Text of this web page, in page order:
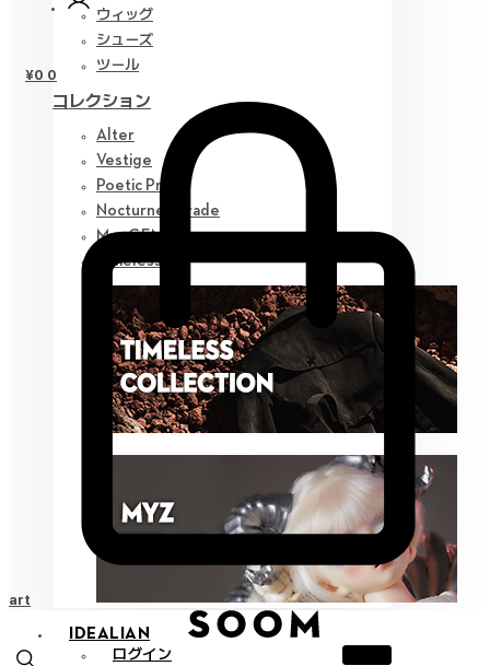
ウィッグ
シューズ
ツール
コレクション
Alter
Vestige
Poetic Prose
Nocturne Parade
Myz GEM
Timeless
IDEALIAN
ログイン
¥0 0